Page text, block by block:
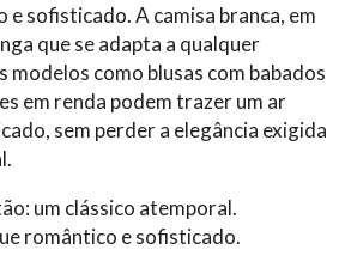
sofisticado. A camisa branca, em
que se adapta a qualquer
modelos como blusas com babados
em renda podem trazer um ar
sem perder a elegância exigida
um clássico atemporal.
romântico e sofisticado.